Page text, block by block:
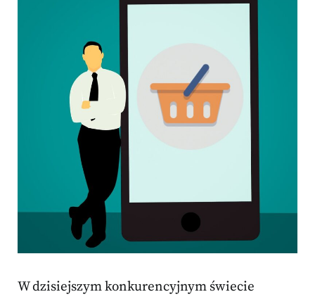
W dzisiejszym konkurencyjnym świecie